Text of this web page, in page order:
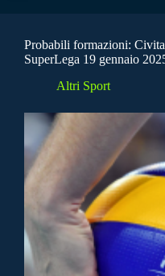
Probabili formazioni:
SuperLega 19 gennaio
Altri Sport